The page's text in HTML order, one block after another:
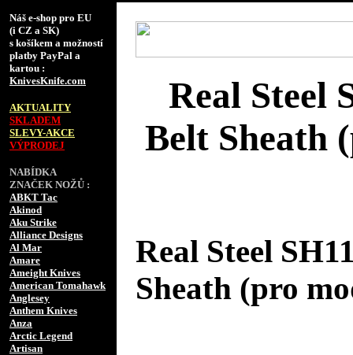
Náš e-shop pro EU
(i CZ a SK)
s košíkem a možností
platby PayPal a
kartou :
KnivesKnife.com
AKTUALITY
SKLADEM
SLEVY-AKCE
VÝPRODEJ
NABÍDKA
ZNAČEK NOŽŮ :
ABKT Tac
Akinod
Aku Strike
Alliance Designs
Al Mar
Amare
Ameight Knives
American Tomahawk
Anglesey
Anthem Knives
Anza
Arctic Legend
Artisan
Real Steel
Belt Sheath
Real Steel
Sheath (pro